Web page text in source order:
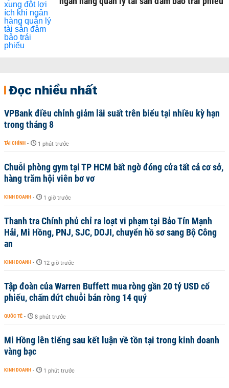
Đọc nhiều nhất
VPBank điều chỉnh giảm lãi suất trên biểu tại nhiều kỳ hạn
trong tháng 8
TÀI CHÍNH - 1 phút trước
Chuỗi phòng gym tại TP HCM bất ngờ đóng cửa tất cả cơ sở,
hàng trăm hội viên bơ vơ
KINH DOANH - 1 giờ trước
Thanh tra Chính phủ chỉ ra loạt vi phạm tại Bảo Tín Mạnh
Hải, Mi Hồng, PNJ, SJC, DOJI, chuyển hồ sơ sang Bộ Công
an
KINH DOANH - 12 giờ trước
Tập đoàn của Warren Buffett mua ròng gần 20 tỷ USD cổ
phiếu, chấm dứt chuỗi bán ròng 14 quý
QUỐC TẾ - 8 phút trước
Mi Hồng lên tiếng sau kết luận về tồn tại trong kinh doanh
vàng bạc
KINH DOANH - 1 phút trước